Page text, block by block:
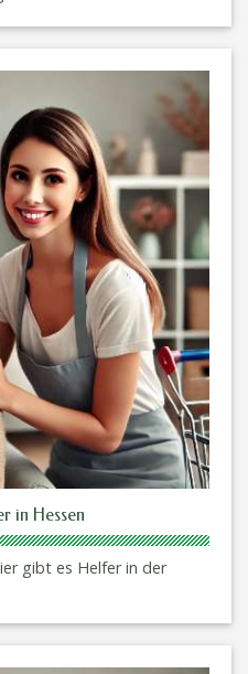
in Hessen
gibt es Helfer in der